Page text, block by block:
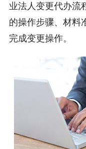
业法人变更代办流
的操作步骤、材料
完成变更操作。